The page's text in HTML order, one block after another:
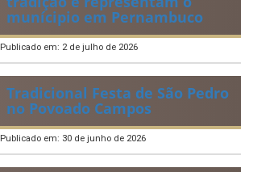
munícipio em Pernambuco
Publicado em: 2 de julho de 2026
Tradicional Festa de São Pedro
no Povoado Campos
Publicado em: 30 de junho de 2026